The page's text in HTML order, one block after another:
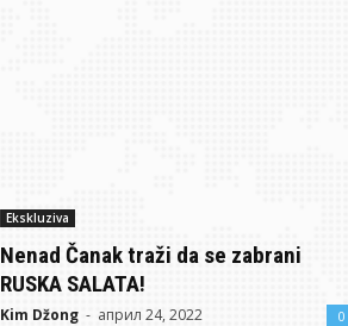
Ekskluziva
Nenad Čanak traži da se zabrani
RUSKA SALATA!
Kim Džong - април 24, 2022 0